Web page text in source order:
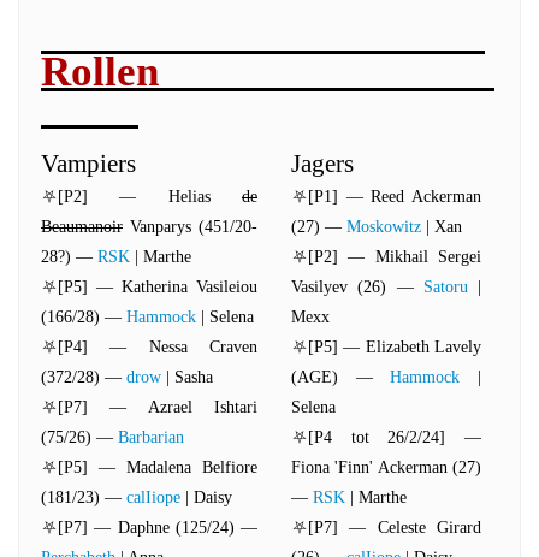
Rollen
Vampiers
⛧[P2] — Helias de
Beaumanoir Vanparys (451/20-
28?) — RSK | Marthe
⛧[P5] — Katherina Vasileiou
(166/28) — Hammock | Selena
⛧[P4] — Nessa Craven
(372/28) — drow | Sasha
⛧[P7] — Azrael Ishtari
(75/26) — Barbarian
⛧[P5] — Madalena Belfiore
(181/23) — calIiope | Daisy
⛧[P7] — Daphne (125/24) —
Jagers
⛧[P1] — Reed Ackerman
(27) — Moskowitz | Xan
⛧[P2] — Mikhail Sergei
Vasilyev (26) — Satoru|
Mexx
⛧[P5] — Elizabeth Lavely
(AGE) —Hammock
Selena
⛧[P4 tot 26/2/24] —
Fiona 'Finn' Ackerman (27)
— RSK | Marthe
⛧[P7] — Celeste Girard